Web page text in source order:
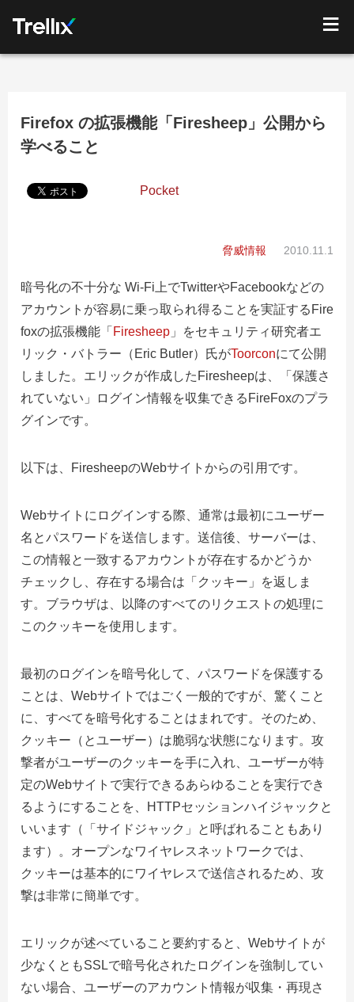
Firefox の拡張機能「Firesheep」公開から
学べること
Pocket
脅威情報 2010.11.1
暗号化の不十分な Wi-Fi上でTwitterやFacebookなどの
アカウントが容易に乗っ取られ得ることを実証するFire
foxの拡張機能「 Firesheep 」をセキュリティ研究者エ
リック・バトラー（Eric Butler）氏がToorconにて公開
しました。エリックが作成したFiresheepは、「保護さ
れていない」ログイン情報を収集できるFireFoxのプラ
グインです。
以下は、FiresheepのWebサイトからの引用です。
Webサイトにログインする際、通常は最初にユーザー
名とパスワードを送信します。送信後、サーバーは、
この情報と一致するアカウントが存在するかどうか
チェックし、存在する場合は「クッキー」を返しま
す。ブラウザは、以降のすべてのリクエストの処理に
このクッキーを使用します。
最初のログインを暗号化して、パスワードを保護する
ことは、Webサイトではごく一般的ですが、驚くこと
に、すべてを暗号化することはまれです。そのため、
クッキー（とユーザー）は脆弱な状態になります。攻
撃者がユーザーのクッキーを手に入れ、ユーザーが特
定のWebサイトで実行できるあらゆることを実行でき
るようにすることを、HTTPセッションハイジャックと
いいます（「サイドジャック」と呼ばれることもあり
ます）。オープンなワイヤレスネットワークでは、
クッキーは基本的にワイヤレスで送信されるため、攻
撃は非常に簡単です。
エリックが述べていること要約すると、Webサイトが
少なくともSSLで暗号化されたログインを強制してい
ない場合、ユーザーのアカウント情報が収集・再現さ